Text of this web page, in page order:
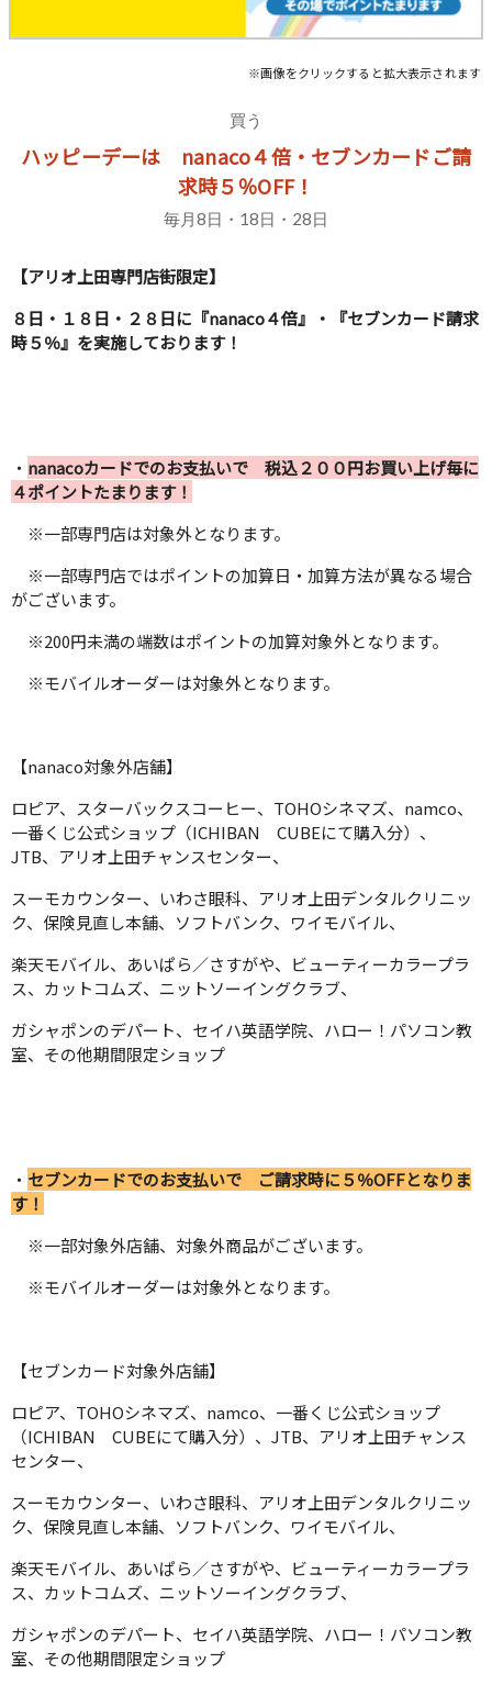
※画像をクリックすると拡大表示されます
買う
ハッピーデーは nanaco４倍・セブンカードご請
求時５％OFF！
毎月8日・18日・28日
【アリオ上田専門店街限定】
８日・１８日・２８日に『nanaco４倍』・『セブンカード請求
時５％』を実施しております！
・ nanacoカードでのお支払いで 税込２００円お買い上げ毎に
４ポイントたまります！
※一部専門店は対象外となります。
※一部専門店ではポイントの加算日・加算方法が異なる場合
がございます。
※200円未満の端数はポイントの加算対象外となります。
※モバイルオーダーは対象外となります。
【nanaco対象外店舗】
ロピア、スターバックスコーヒー、TOHOシネマズ、namco、
一番くじ公式ショップ（ICHIBAN CUBEにて購入分）、
JTB、アリオ上田チャンスセンター、
スーモカウンター、いわさ眼科、アリオ上田デンタルクリニッ
ク、保険見直し本舗、ソフトバンク、ワイモバイル、
楽天モバイル、あいぱら／さすがや、ビューティーカラープラ
ス、カットコムズ、ニットソーイングクラブ、
ガシャポンのデパート、セイハ英語学院、ハロー！パソコン教
室、その他期間限定ショップ
・ セブンカードでのお支払いで ご請求時に５％OFFとなりま
す！
※一部対象外店舗、対象外商品がございます。
※モバイルオーダーは対象外となります。
【セブンカード対象外店舗】
ロピア、TOHOシネマズ、namco、一番くじ公式ショップ
（ICHIBAN CUBEにて購入分）、JTB、アリオ上田チャンス
センター、
スーモカウンター、いわさ眼科、アリオ上田デンタルクリニッ
ク、保険見直し本舗、ソフトバンク、ワイモバイル、
楽天モバイル、あいぱら／さすがや、ビューティーカラープラ
ス、カットコムズ、ニットソーイングクラブ、
ガシャポンのデパート、セイハ英語学院、ハロー！パソコン教
室、その他期間限定ショップ